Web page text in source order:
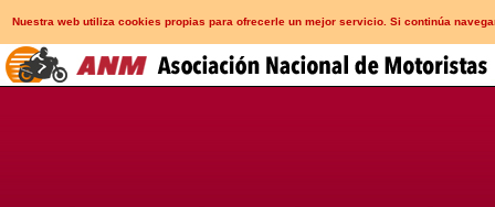
Nuestra web utiliza cookies propias para ofrecerle un mejor servicio. Si continúa